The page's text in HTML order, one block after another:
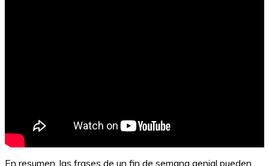
En resumen, las frases de un fin de semana genial pueden